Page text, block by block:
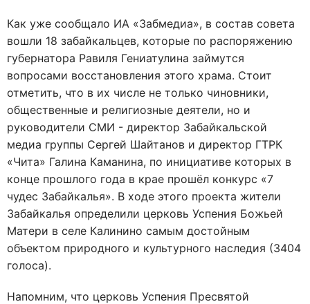
Как уже сообщало ИА «Забмедиа», в состав совета
вошли 18 забайкальцев, которые по распоряжению
губернатора Равиля Гениатулина займутся
вопросами восстановления этого храма. Стоит
отметить, что в их числе не только чиновники,
общественные и религиозные деятели, но и
руководители СМИ - директор Забайкальской
медиа группы Сергей Шайтанов и директор ГТРК
«Чита» Галина Каманина, по инициативе которых в
конце прошлого года в крае прошёл конкурс «7
чудес Забайкалья». В ходе этого проекта жители
Забайкалья определили церковь Успения Божьей
Матери в селе Калинино самым достойным
объектом природного и культурного наследия (3404
голоса).
Напомним, что церковь Успения Пресвятой